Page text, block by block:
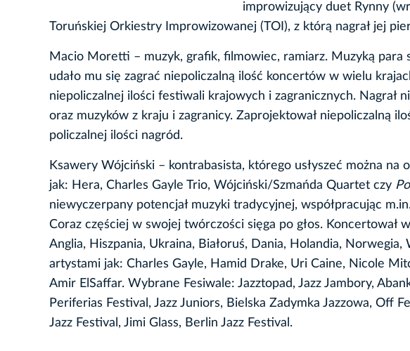
improwizujący duet Rynny
Toruńskiej Orkiestry Improwizowanej (TOI), z którą nagrał jej
Macio Moretti – muzyk, grafik, filmowiec, ramiarz. Muzyką
udało mu się zagrać niepoliczalną ilość koncertów w wielu
niepoliczalnej ilości festiwali krajowych i zagranicznych. Nagrał
oraz muzyków z kraju i zagranicy. Zaprojektował niepoliczalną
policzalnej ilości nagród.
Ksawery Wójciński – kontrabasista, którego usłyszeć można na
jak: Hera, Charles Gayle Trio, Wójciński/Szmańda Quartet czy
niewyczerpany potencjał muzyki tradycyjnej, współpracując
Coraz częściej w swojej twórczości sięga po głos. Koncertował
Anglia, Hiszpania, Ukraina, Białoruś, Dania, Holandia,
artystami jak: Charles Gayle, Hamid Drake, Uri Caine, Nicole
Amir ElSaffar. Wybrane Fesiwale: Jazztopad, Jazz Jambory,
Periferias Festival, Jazz Juniors, Bielska Zadymka Jazzowa, Off
Jazz Festival, Jimi Glass, Berlin Jazz Festival.